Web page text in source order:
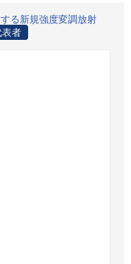
る新規強度変調放射
表者